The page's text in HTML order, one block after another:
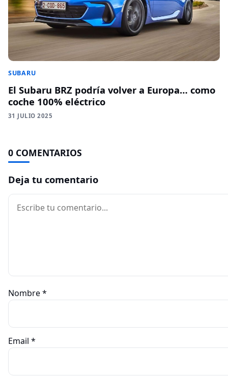
SUBARU
El Subaru BRZ podría volver a Europa… como
coche 100% eléctrico
31 JULIO 2025
0 COMENTARIOS
Deja tu comentario
Comentario
Nombre*
Email *